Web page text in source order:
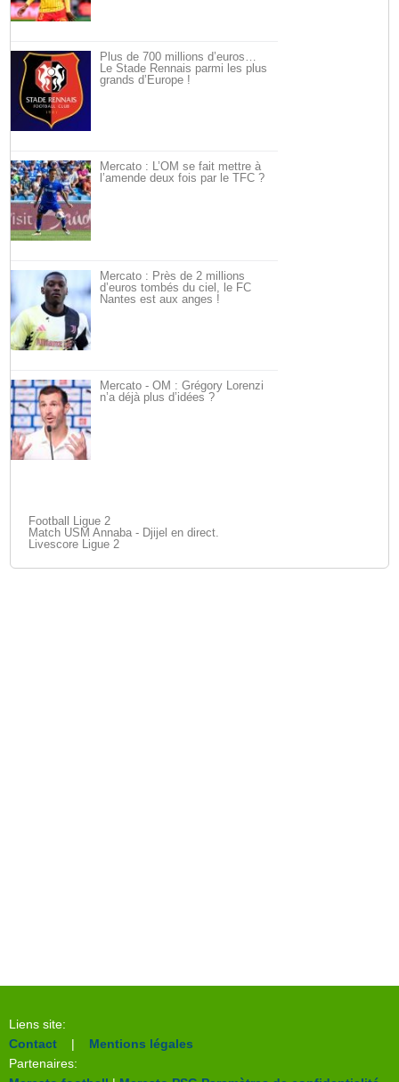
Plus de 700 millions d’euros…
Le Stade Rennais parmi les plus
grands d’Europe !
Mercato : L’OM se fait mettre à
l’amende deux fois par le TFC ?
Mercato : Près de 2 millions
d’euros tombés du ciel, le FC
Nantes est aux anges !
Mercato - OM : Grégory Lorenzi
n’a déjà plus d’idées ?
Football Ligue 2
Match USM Annaba - Djijel en direct.
Livescore Ligue 2
Liens site:
Contact | Mentions légales
Partenaires: